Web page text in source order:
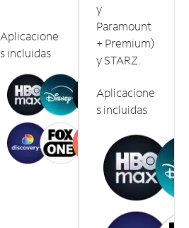
Aplicacione
s incluidas
y
Paramount
+ Premium)
y STARZ.
Aplicacione
s incluidas